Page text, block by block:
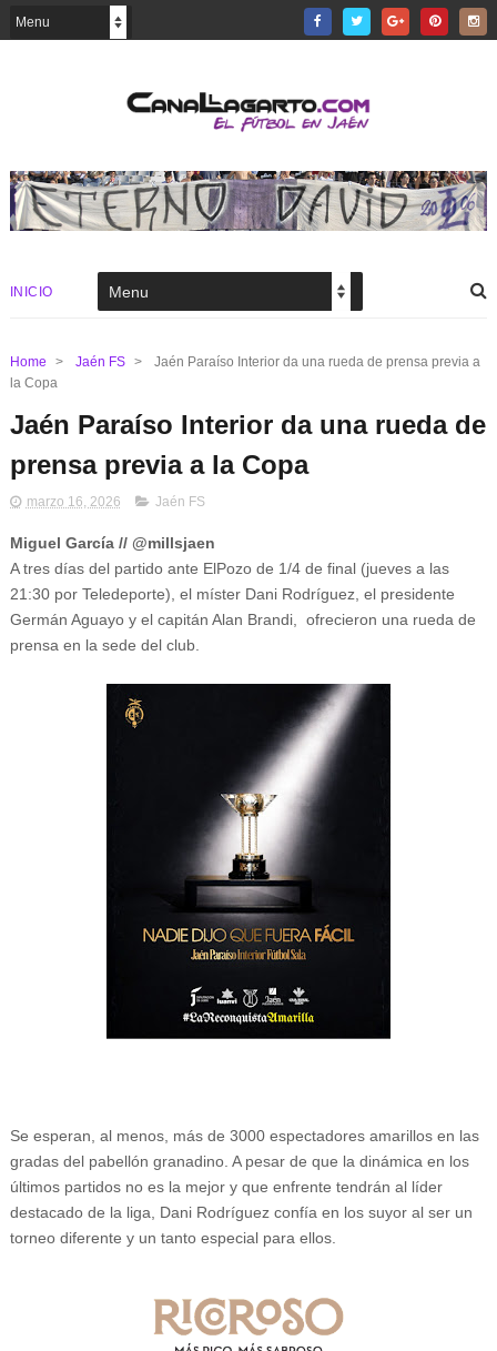
INICIO
Home > Jaén FS >
Jaén Paraíso Interior da una rueda de prensa previa a
la Copa
Jaén Paraíso Interior da una rueda de
prensa previa a la Copa
marzo 16, 2026 Jaén FS
Miguel García // @millsjaen
A tres días del partido ante ElPozo de 1/4 de final (jueves a las
21:30 por Teledeporte), el míster Dani Rodríguez, el presidente
Germán Aguayo y el capitán Alan Brandi, ofrecieron una rueda de
prensa en la sede del club.
Se esperan, al menos, más de 3000 espectadores amarillos en las
gradas del pabellón granadino. A pesar de que la dinámica en los
últimos partidos no es la mejor y que enfrente tendrán al líder
destacado de la liga, Dani Rodríguez confía en los suyor al ser un
torneo diferente y un tanto especial para ellos.